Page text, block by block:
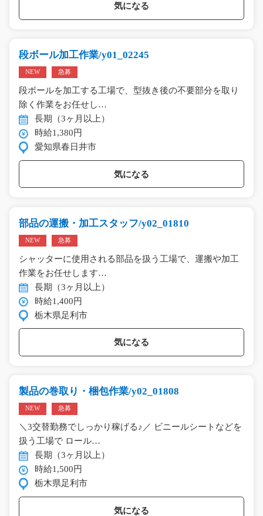
気になる
段ボール加工作業/y01_02245
NEW 急募
段ボールを加工する工場で、型抜き後の不要部分を取り
除く作業をお任せし…
長期（3ヶ月以上）
時給1,380円
愛知県春日井市
気になる
部品の運搬・加工スタッフ/y02_01810
NEW 急募
シャッターに使用される部品を扱う工場で、運搬や加工
作業をお任せします…
長期（3ヶ月以上）
時給1,400円
栃木県足利市
気になる
製品の巻取り・梱包作業/y02_01808
NEW 急募
＼3交替勤務でしっかり稼げる♪／ ビニールシートなどを
扱う工場で ロール…
長期（3ヶ月以上）
時給1,500円
栃木県足利市
気になる